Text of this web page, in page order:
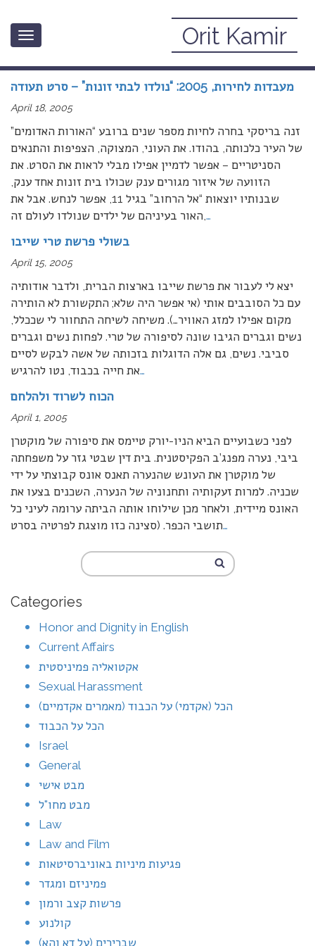
Toggle
Orit Kamir
מעבדות לחירות, 2005: “נולדו לבתי זונות” – סרט תעודה
April 18, 2005
זנה בריסקי בחרה לחיות מספר שנים ברובע “האורות האדומים”
של העיר כלכותה, בהודו. את העוני, המצוקה, הצפיפות והתנאים
הסניטריים – אפשר לדמיין אפילו מבלי לראות את הסרט. את
הזוועה של איזור מגורים ענק שכולו בית זונות אחד ענק,
שבנותיו יוצאות “אל הרחוב” בגיל 11, אפשר לנחש. אבל את
האור בעיניהם של ילדים שנולדו לעולם זה,…
בשולי פרשת טרי שייבו
April 15, 2005
יצא לי לעבור את פרשת שייבו בארצות הברית, ולדבר אודותיה
עם כל הסובבים אותי (אי אפשר היה שלא; התקשורת לא הותירה
מקום אפילו למזג האוויר…). משיחה לשיחה התחוור לי שככלל,
נשים וגברים הגיבו שונה לסיפורה של טרי. לפחות נשים וגברים
סביבי. נשים, גם אלה הדוגלות בזכותה של אשה לבקש לסיים
את חייה בכבוד, נטו להרגיש…
הכוח לשרוד ולהלחם
April 1, 2005
לפני כשבועיים הביא הניו-יורק טיימס את סיפורה של מוקטרן
ביבי, נערה מפנג’ב הפקיסטנית. בית דין שבטי גזר על משפחתה
של מוקטרן את העונש שהנערה תאנס אונס קבוצתי על ידי
שכניה. למרות זעקותיה ותחנוניה של הנערה, השכנים בצעו את
האונס מיידית, ולאחר מכן שילוחו אותה הביתה ערומה לעיני כל
תושבי הכפר. (סצינה כזו מוצגת לפרטיה בסרט…
Categories
Honor and Dignity in English
Current Affairs
אקטואליה פמיניסטית
Sexual Harassment
הכל (אקדמי) על הכבוד (מאמרים אקדמיים)
הכל על הכבוד
Israel
General
מבט אישי
מבט מחו"ל
Law
Law and Film
פגיעות מיניות באוניברסיטאות
פמיניזם ומגדר
פרשות קצב ורמון
קולנוע
שברירים (על דא והא)